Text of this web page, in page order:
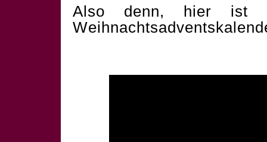
Also denn, hier ist